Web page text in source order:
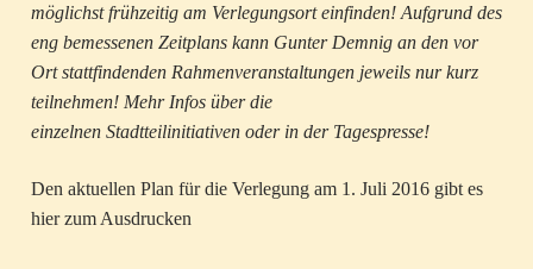
möglichst frühzeitig am Verlegungsort einfinden! Aufgrund des
eng bemessenen Zeitplans kann Gunter Demnig an den vor
Ort stattfindenden Rahmenveranstaltungen jeweils nur kurz
teilnehmen! Mehr Infos über die
einzelnen Stadtteilinitiativen oder in der Tagespresse!
Den aktuellen Plan für die Verlegung am 1. Juli 2016 gibt es
hier zum Ausdrucken